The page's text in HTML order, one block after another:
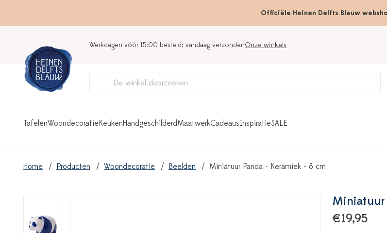
Officiële Heinen Delfts Blauw
Werkdagen vóór 15:00 besteld; vandaag verzondenOnze winkels
TafelenWoondecoratieKeukenHandgeschilderdMaatwerkCadeausInspiratieSALE
Home Producten Woondecoratie Beelden Miniatuur Panda - Keramiek - 8 cm
Miniatuur
€19,95